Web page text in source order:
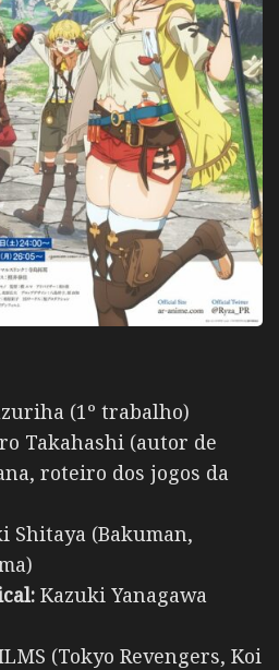
(1º trabalho)
Takahashi (autor de
roteiro dos jogos da
Shitaya (Bakuman,
Kazuki Yanagawa
(Tokyo Revengers, Koi